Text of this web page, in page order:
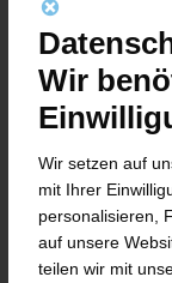
BEI
Wir
Wir setzen auf
mit Ihrer
personalisieren,
auf unsere
teilen wir mit